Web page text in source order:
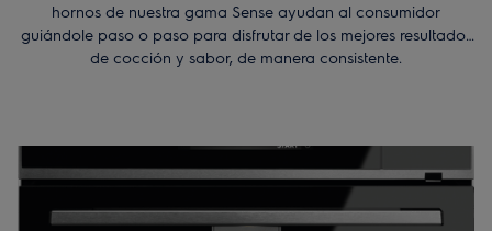
hornos de nuestra gama Sense ayudan al consumidor
guiándole paso o paso para disfrutar de los mejores resultados
de cocción y sabor, de manera consistente.